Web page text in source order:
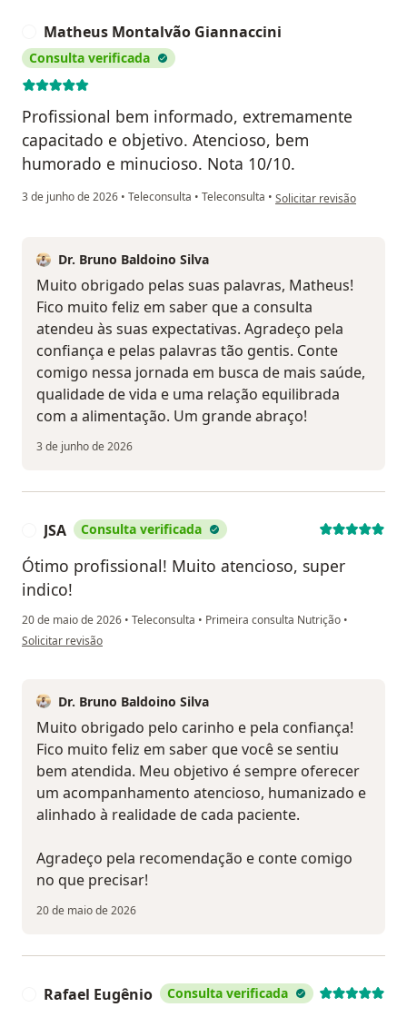
Matheus Montalvão Giannaccini
Consulta verificada
Profissional bem informado, extremamente
capacitado e objetivo. Atencioso, bem
humorado e minucioso. Nota 10/10.
3 de junho de 2026 • Teleconsulta • Teleconsulta • na opinião do utilizador
Solicitar revisão
Dr. Bruno Baldoino Silva
Muito obrigado pelas suas palavras, Matheus!
Fico muito feliz em saber que a consulta
atendeu às suas expectativas. Agradeço pela
confiança e pelas palavras tão gentis. Conte
comigo nessa jornada em busca de mais saúde,
qualidade de vida e uma relação equilibrada
com a alimentação. Um grande abraço!
3 de junho de 2026
JSA Consulta verificada
Ótimo profissional! Muito atencioso, super
indico!
20 de maio de 2026 • Teleconsulta • Primeira consulta Nutrição •
na opinião do utilizador JSA
Solicitar revisão
Dr. Bruno Baldoino Silva
Muito obrigado pelo carinho e pela confiança!
Fico muito feliz em saber que você se sentiu
bem atendida. Meu objetivo é sempre oferecer
um acompanhamento atencioso, humanizado e
alinhado à realidade de cada paciente.
Agradeço pela recomendação e conte comigo
no que precisar!
20 de maio de 2026
Rafael Eugênio Consulta verificada